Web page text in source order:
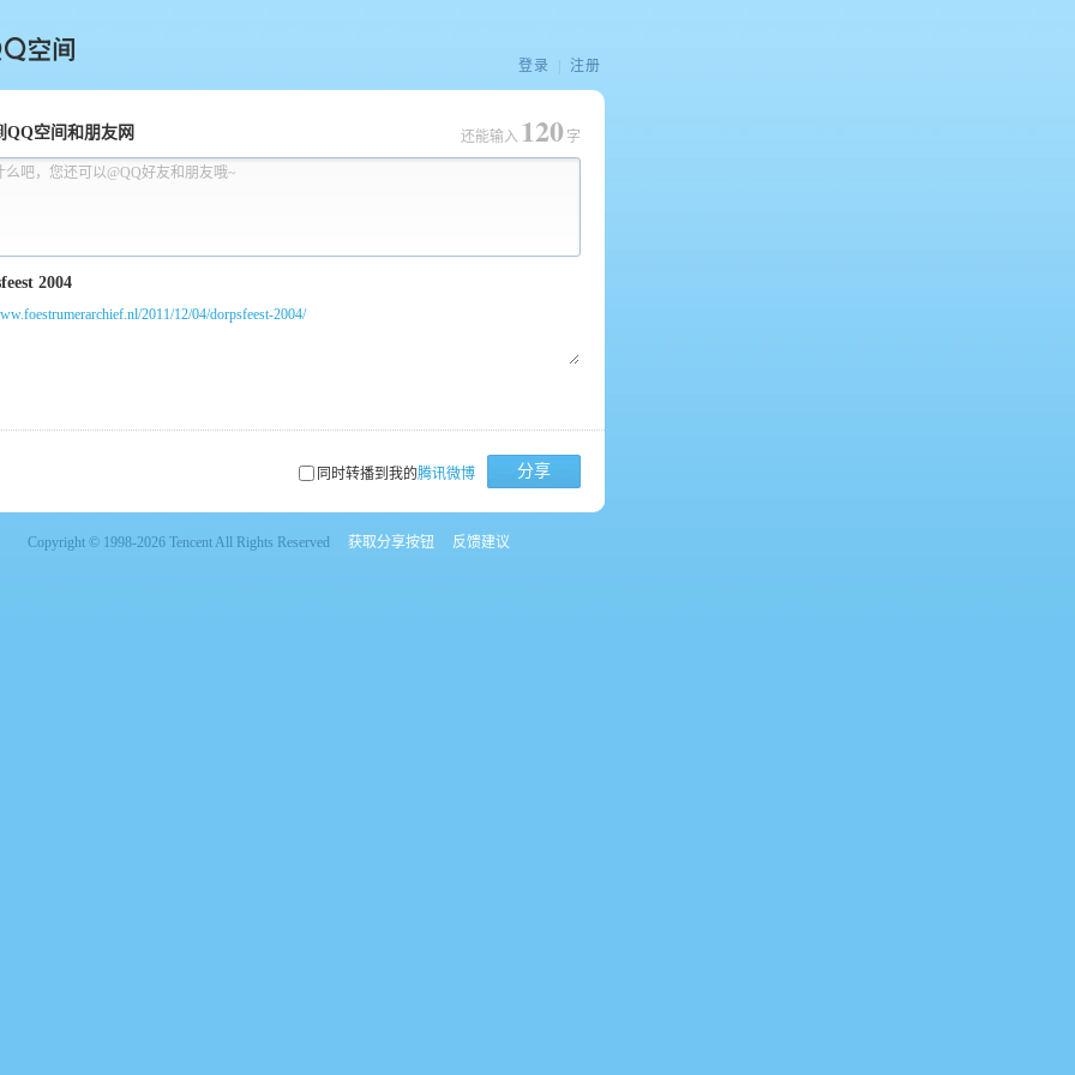
间
登录 注册
QQ空间和朋友网
么吧，您还可以@QQ好友和朋友哦~
还能输入 120 字
2011/12/04/dorpsfeest-2004/
同时转播到我的腾讯微博 分享
Copyright © 1998-2026 Tencent All Rights Reserved 获取分享按钮 反馈建议